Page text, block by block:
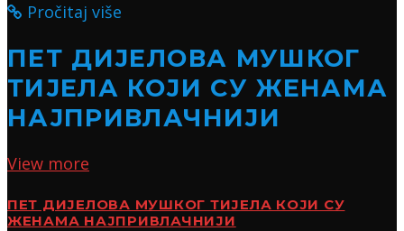
Pročitaj više
ПЕТ ДИЈЕЛОВА МУШКОГ
ТИЈЕЛА КОЈИ СУ ЖЕНАМА
НАЈПРИВЛАЧНИЈИ
View more
ПЕТ ДИЈЕЛОВА МУШКОГ ТИЈЕЛА КОЈИ СУ
ЖЕНАМА НАЈПРИВЛАЧНИЈИ